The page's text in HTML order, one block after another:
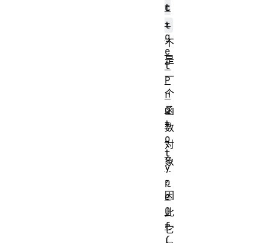
c
t
不
是
一
个
函
数
对
象
，
因
此
它
t
.
g
e
t
P
r
o
t
o
t
y
p
e
O
f
(